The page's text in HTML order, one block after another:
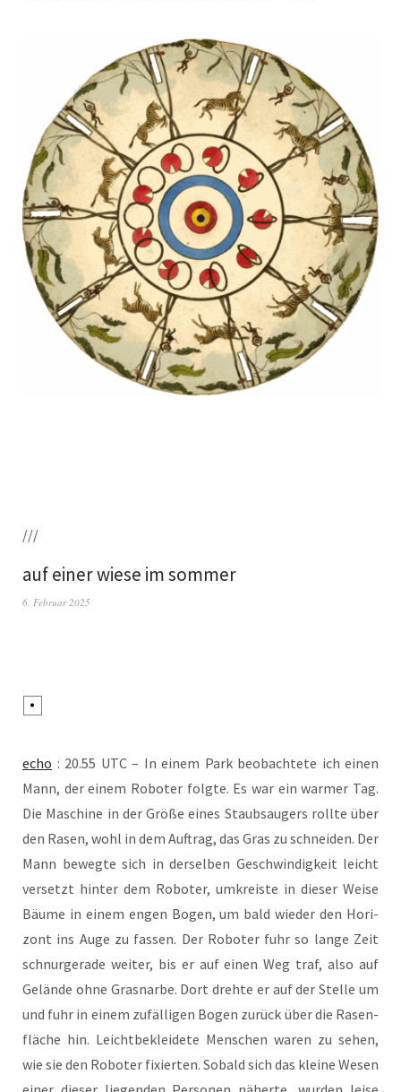
///
auf einer wiese im sommer
6. Februar 2025
echo : 20.55 UTC – In einem Park beob­ach­te­te ich einen
Mann, der einem Robo­ter folg­te. Es war ein war­mer Tag.
Die Maschi­ne in der Grö­ße eines Staub­saugers roll­te über
den Rasen, wohl in dem Auf­trag, das Gras zu schnei­den. Der
Mann beweg­te sich in der­sel­ben Geschwin­dig­keit leicht
ver­setzt hin­ter dem Robo­ter, umkreis­te in die­ser Wei­se
Bäu­me in einem engen Bogen, um bald wie­der den Hori­
zont ins Auge zu fas­sen. Der Robo­ter fuhr so lan­ge Zeit
schnur­ge­ra­de wei­ter, bis er auf einen Weg traf, also auf
Gelän­de ohne Gras­nar­be. Dort dreh­te er auf der Stel­le um
und fuhr in einem zufäl­li­gen Bogen zurück über die Rasen­
flä­che hin. Leicht­be­klei­de­te Men­schen waren zu sehen,
wie sie den Robo­ter fixier­ten. Sobald sich das klei­ne Wesen